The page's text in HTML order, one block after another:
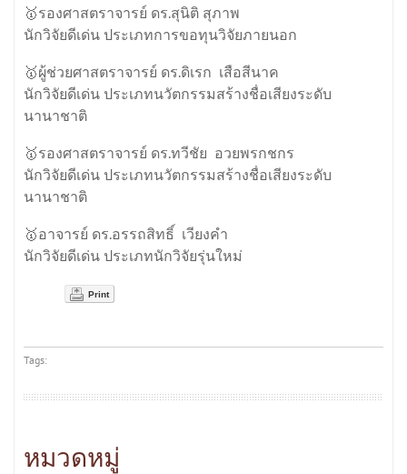
🥇รองศาสตราจารย์ ดร.สุนิติ สุภาพ
นักวิจัยดีเด่น ประเภทการขอทุนวิจัยภายนอก
🥇ผู้ช่วยศาสตราจารย์ ดร.ดิเรก เสือสีนาค
นักวิจัยดีเด่น ประเภทนวัตกรรมสร้างชื่อเสียงระดับ
นานาชาติ
🥇รองศาสตราจารย์ ดร.ทวีชัย อวยพรกชกร
นักวิจัยดีเด่น ประเภทนวัตกรรมสร้างชื่อเสียงระดับ
นานาชาติ
🥇อาจารย์ ดร.อรรถสิทธิ์ เวียงคำ
นักวิจัยดีเด่น ประเภทนักวิจัยรุ่นใหม่
Print
Tags:
หมวดหมู่